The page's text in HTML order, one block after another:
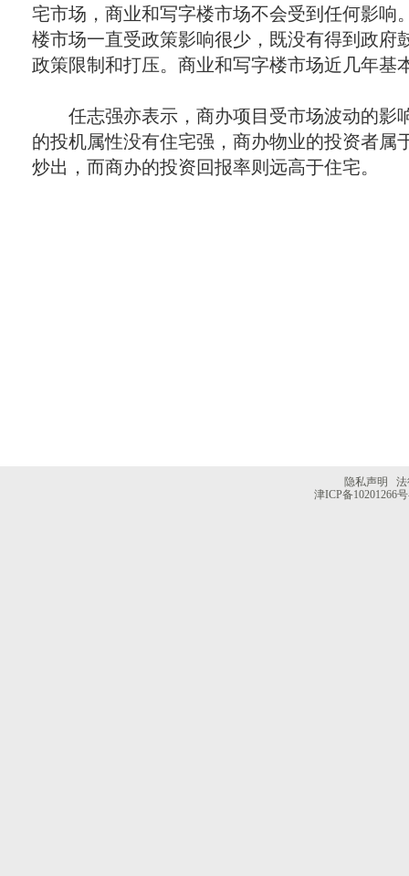
宅市场，商业和写字楼市场不会受到任何影响
楼市场一直受政策影响很少，既没有得到政府
政策限制和打压。商业和写字楼市场近几年基
任志强亦表示，商办项目受市场波动的影
的投机属性没有住宅强，商办物业的投资者属
炒出，而商办的投资回报率则远高于住宅。
隐私声明
津ICP备10201266